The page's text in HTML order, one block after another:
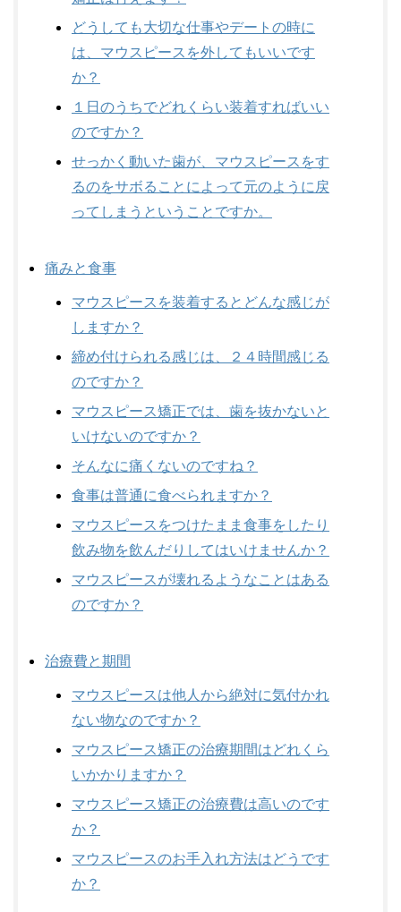
どうしても大切な仕事やデートの時に
は、マウスピースを外してもいいです
か？
１日のうちでどれくらい装着すればいい
のですか？
せっかく動いた歯が、マウスピースをす
るのをサボることによって元のように戻
ってしまうということですか。
痛みと食事
マウスピースを装着するとどんな感じが
しますか？
締め付けられる感じは、２４時間感じる
のですか？
マウスピース矯正では、歯を抜かないと
いけないのですか？
そんなに痛くないのですね？
食事は普通に食べられますか？
マウスピースをつけたまま食事をしたり
飲み物を飲んだりしてはいけませんか？
マウスピースが壊れるようなことはある
のですか？
治療費と期間
マウスピースは他人から絶対に気付かれ
ない物なのですか？
マウスピース矯正の治療期間はどれくら
いかかりますか？
マウスピース矯正の治療費は高いのです
か？
マウスピースのお手入れ方法はどうです
か？